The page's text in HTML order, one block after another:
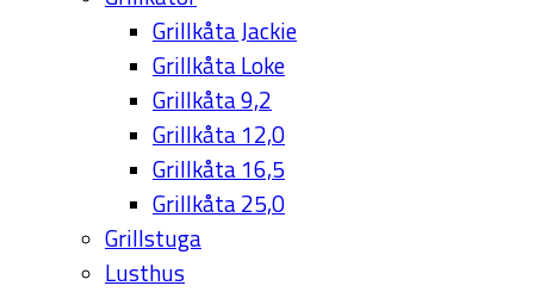
Grillkåta Jackie
Grillkåta Loke
Grillkåta 9,2
Grillkåta 12,0
Grillkåta 16,5
Grillkåta 25,0
Grillstuga
Lusthus